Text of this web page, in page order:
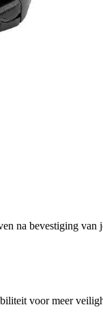
na bevestiging van
voor meer